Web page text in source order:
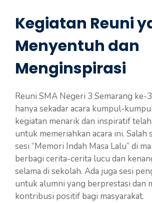
Kegiatan Reuni
Menyentuh dan
Menginspirasi
Reuni SMA Negeri 3 Semarang ke-
hanya sekadar acara kumpul-
kegiatan menarik dan inspiratif
untuk memeriahkan acara ini. Salah
sesi “Memori Indah Masa Lalu” di
berbagi cerita-cerita lucu dan
selama di sekolah. Ada juga sesi
untuk alumni yang berprestasi dan
kontribusi positif bagi masyarakat.